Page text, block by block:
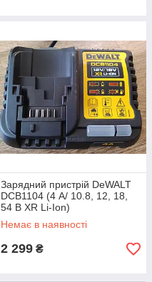
Зарядний пристрій DeWALT
DCB1104 (4 А/ 10.8, 12, 18,
54 В XR Li-Ion)
Немає в наявності
2 299 ₴